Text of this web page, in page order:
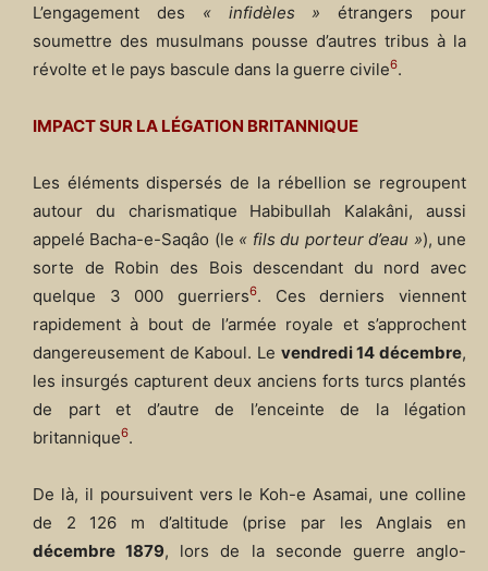
L’engagement des « infidèles » étrangers pour
soumettre des musulmans pousse d’autres tribus à la
révolte et le pays bascule dans la guerre civile6.
IMPACT SUR LA LÉGATION BRITANNIQUE
Les éléments dispersés de la rébellion se regroupent
autour du charismatique Habibullah Kalakâni, aussi
appelé Bacha-e-Saqâo (le « fils du porteur d’eau »), une
sorte de Robin des Bois descendant du nord avec
quelque 3 000 guerriers6. Ces derniers viennent
rapidement à bout de l’armée royale et s’approchent
dangereusement de Kaboul. Le vendredi 14 décembre,
les insurgés capturent deux anciens forts turcs plantés
de part et d’autre de l’enceinte de la légation
britannique6.
De là, il poursuivent vers le Koh-e Asamai, une colline
de 2 126 m d’altitude (prise par les Anglais en
décembre 1879, lors de la seconde guerre anglo-